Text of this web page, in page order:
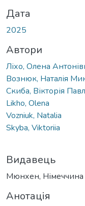
Дата
2025
Автори
Ліхо, Олена
Вознюк, Наталія
Скиба, Вікторія
Likho, Olena
Vozniuk, Natalia
Skyba, Viktoriia
Видавець
Мюнхен, Німеччина
Анотація